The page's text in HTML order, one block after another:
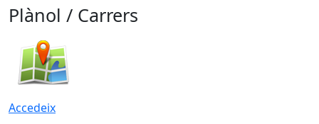
Plànol / Carrers
Accedeix